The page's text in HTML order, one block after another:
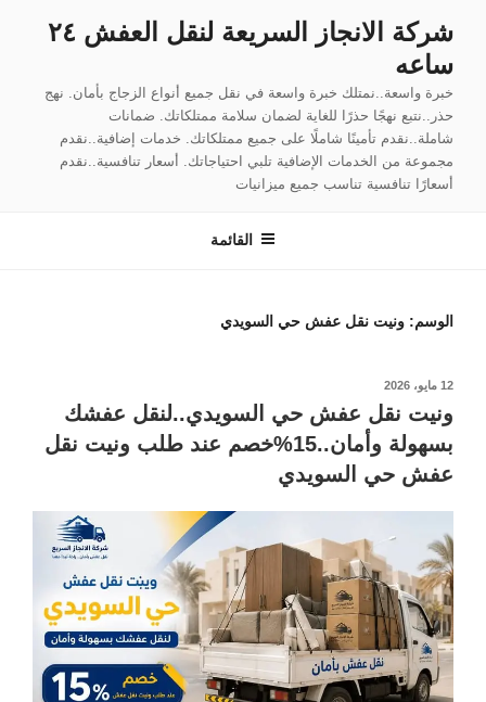
المحتوى
شركة الانجاز السريعة لنقل العفش ٢٤
ساعه
خبرة واسعة..نمتلك خبرة واسعة في نقل جميع أنواع الزجاج بأمان. نهج
حذر..نتبع نهجًا حذرًا للغاية لضمان سلامة ممتلكاتك. ضمانات
شاملة..نقدم تأمينًا شاملًا على جميع ممتلكاتك. خدمات إضافية..نقدم
مجموعة من الخدمات الإضافية تلبي احتياجاتك. أسعار تنافسية..نقدم
أسعارًا تنافسية تناسب جميع ميزانيات
القائمة
الوسم: ونيت نقل عفش حي السويدي
نُشر
12 مايو، 2026
ونيت نقل عفش حي السويدي..لنقل عفشك
بسهولة وأمان..15%خصم عند طلب ونيت نقل
عفش حي السويدي